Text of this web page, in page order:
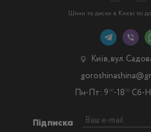
Шини та диски в Києві по
Підписка
Київ, вул.
Пн-Пт: 9 00-18 00 Сб-